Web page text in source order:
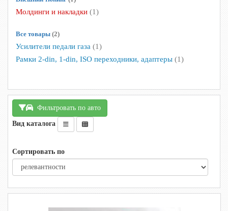
Молдинги и накладки (1)
Все товары (2)
Усилители педали газа (1)
Рамки 2-din, 1-din, ISO переходники, адаптеры (1)
Фильтровать по авто
Вид каталога
Сортировать по